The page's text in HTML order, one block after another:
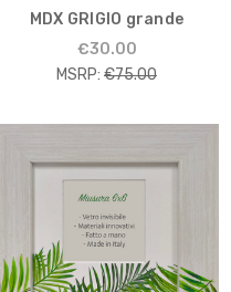
MDX GRIGIO grande
€30.00
MSRP: €75.00